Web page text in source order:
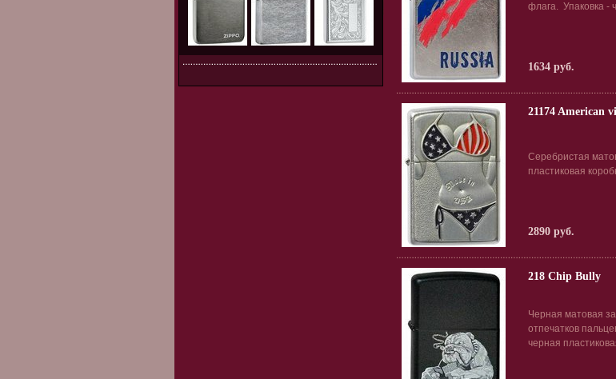
флага. Упаковка -
1634 руб.
21174 American
Серебристая
пластиковая
2890 руб.
218 Chip Bully
Черная матовая
отпечатков
черная